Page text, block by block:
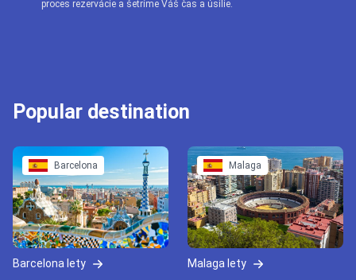
proces rezervácie a šetríme Váš čas a úsilie.
Popular destination
Barcelona
Barcelona lety
Malaga
Malaga lety